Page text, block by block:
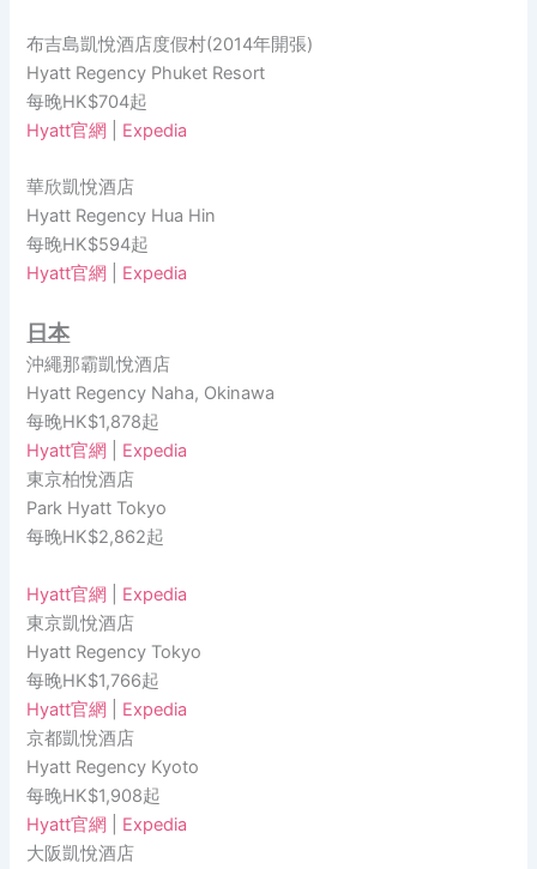
布吉島凱悅酒店度假村(2014年開張)
Hyatt Regency Phuket Resort
每晚HK$704起
Hyatt官網
Expedia
華欣凱悅酒店
Hyatt Regency Hua Hin
每晚HK$594起
Hyatt官網
Expedia
日本
沖繩那霸凱悅酒店
Hyatt Regency Naha, Okinawa
每晚HK$1,878起
Hyatt官網
Expedia
東京柏悅酒店
Park Hyatt Tokyo
每晚HK$2,862起
Hyatt官網
Expedia
東京凱悅酒店
Hyatt Regency Tokyo
每晚HK$1,766起
Hyatt官網
Expedia
京都凱悅酒店
Hyatt Regency Kyoto
每晚HK$1,908起
Hyatt官網
Expedia
大阪凱悅酒店